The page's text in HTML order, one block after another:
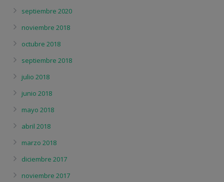
septiembre 2020
noviembre 2018
octubre 2018
septiembre 2018
julio 2018
junio 2018
mayo 2018
abril 2018
marzo 2018
diciembre 2017
noviembre 2017